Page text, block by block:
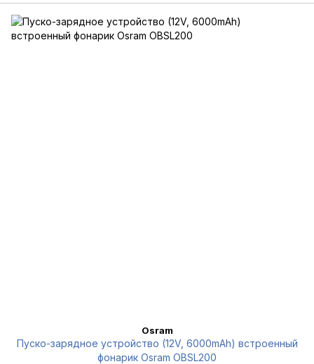
Osram
Пуско-зарядное устройство (12V, 6000mAh) встроенный
фонарик Osram OBSL200